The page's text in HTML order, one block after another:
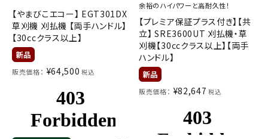
【やまびこエコー】 EGT301DX
草刈機 刈払機 【両手ハンドル】
【30ccクラス以上】
販売価格： ¥64,500 税込
余裕のハイパワーと高耐久性！
【プレミア保証プラス付き】【共
立】 SRE3600UT 刈払機・草
刈機【30ccクラス以上】【両手
ハンドル】
販売価格： ¥82,647 税込